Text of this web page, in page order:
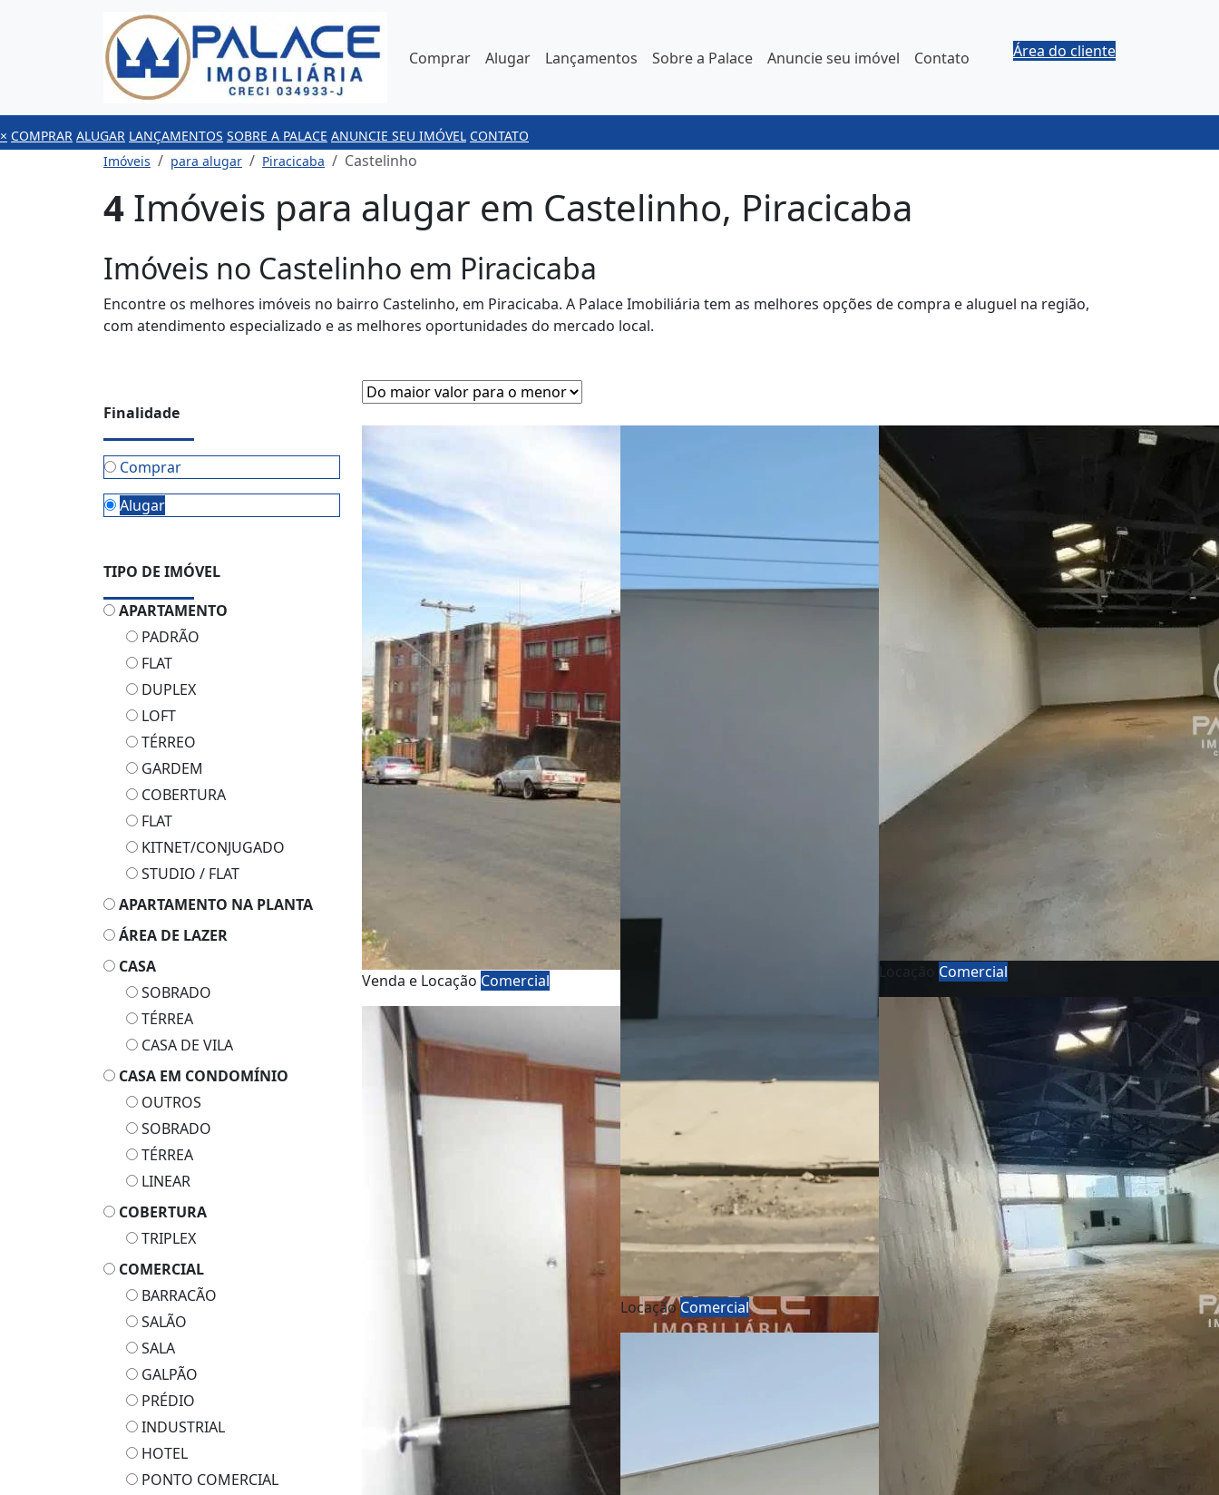
Comprar Alugar Lançamentos Sobre a Palace Anuncie seu imóvel Contato Área do cliente
× COMPRAR ALUGAR LANÇAMENTOS SOBRE A PALACE ANUNCIE SEU IMÓVEL CONTATO
Imóveis
para alugar Piracicaba Castelinho
4 Imóveis para alugar em Castelinho, Piracicaba
Imóveis no Castelinho em Piracicaba
Encontre os melhores imóveis no bairro Castelinho, em Piracicaba. A Palace Imobiliária tem as melhores opções de compra e aluguel na região,
com atendimento especializado e as melhores oportunidades do mercado local.
Finalidade
Comprar
Alugar
TIPO DE IMÓVEL
APARTAMENTO
PADRÃO
FLAT
DUPLEX
LOFT
TÉRREO
GARDEM
COBERTURA
FLAT
KITNET/CONJUGADO
STUDIO / FLAT
APARTAMENTO NA PLANTA
ÁREA DE LAZER
CASA
SOBRADO
TÉRREA
CASA DE VILA
CASA EM CONDOMÍNIO
OUTROS
SOBRADO
TÉRREA
LINEAR
COBERTURA
TRIPLEX
COMERCIAL
BARRACÃO
SALÃO
SALA
GALPÃO
PRÉDIO
INDUSTRIAL
HOTEL
PONTO COMERCIAL
Venda e Locação Comercial
LocaçãoComercial
Locação Comercial